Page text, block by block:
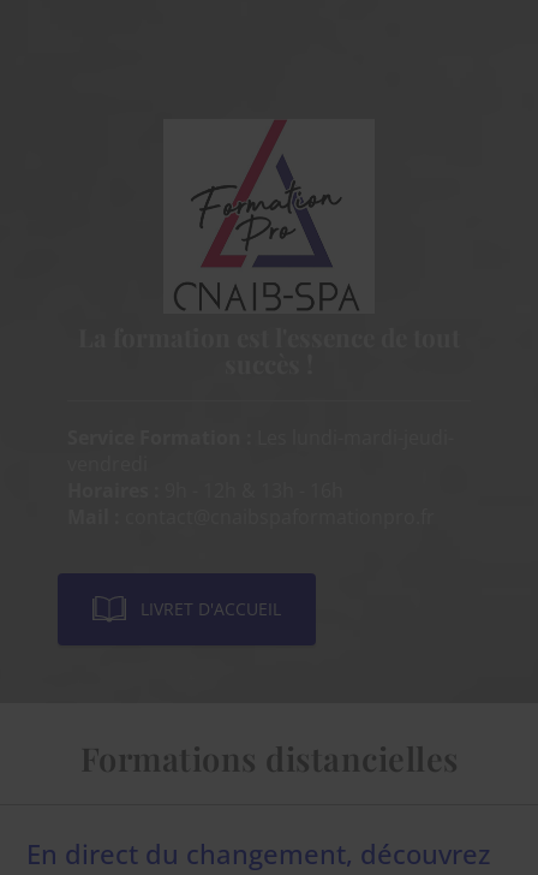
LIVRET D'ACCUEIL
Formations distancielles
En direct du changement, découvrez